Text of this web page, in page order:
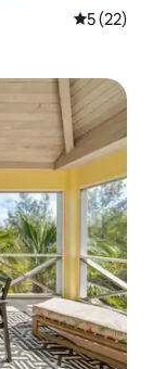
5 de uma
5 (22)